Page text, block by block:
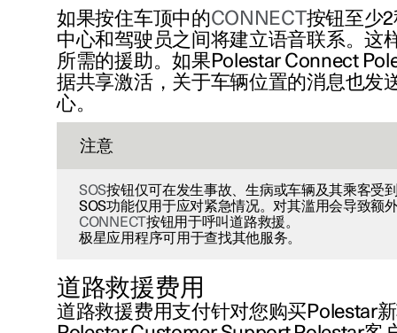
如果按住车顶中的CONNECT按钮至少2
中心和驾驶员之间将建立语音联系。这
所需的援助。如果Polestar Connect
据共享激活，关于车辆位置的消息也发
心。
注意
SOS按钮仅可在发生事故、生病或车辆及其乘客受
SOS功能仅用于应对紧急情况。对其滥用会导致额
CONNECT按钮用于呼叫道路救援。
极星应用程序可用于查找其他服务。
道路救援费用
道路救援费用支付针对您购买Polestar